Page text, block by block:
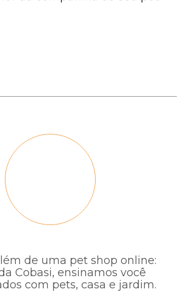
de uma pet shop online:
Cobasi, ensinamos você
com pets, casa e jardim.